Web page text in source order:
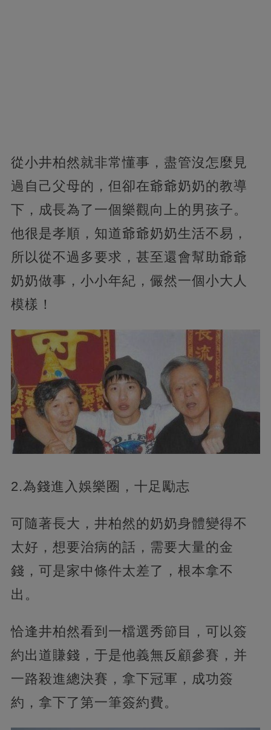
從小井柏然就非常懂事，盡管沒怎麼見
過自己父母的，但卻在爺爺奶奶的教導
下，成長為了一個樂觀向上的男孩子。
他很是孝順，知道爺爺奶奶生活不易，
所以從不過多要求，甚至還會幫助爺爺
奶奶做事，小小年紀，儼然一個小大人
模樣！
2.為錢進入娛樂圈，十足勵志
可隨著長大，井柏然的奶奶身體變得不
太好，想要治病的話，需要大量的金
錢，可是家中條件太差了，根本拿不
出。
恰逢井柏然看到一檔選秀節目，可以簽
約出道賺錢，于是他義無反顧參賽，并
一路殺進總決賽，拿下冠軍，成功簽
約，拿下了第一筆簽約費。